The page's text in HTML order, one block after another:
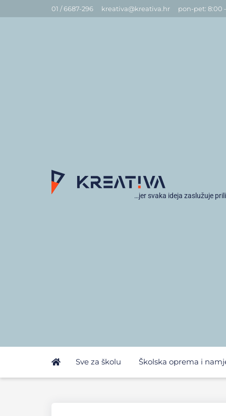
01 / 6687-296 kreativa@kreativa.hr pon-pet: 8:00
…jer svaka ideja zaslužuje
Sve za školu Školska oprema i